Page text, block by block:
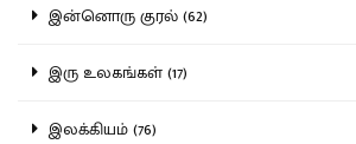
இன்னொரு குரல் (62)
இரு உலகங்கள் (17)
இலக்கியம் (76)